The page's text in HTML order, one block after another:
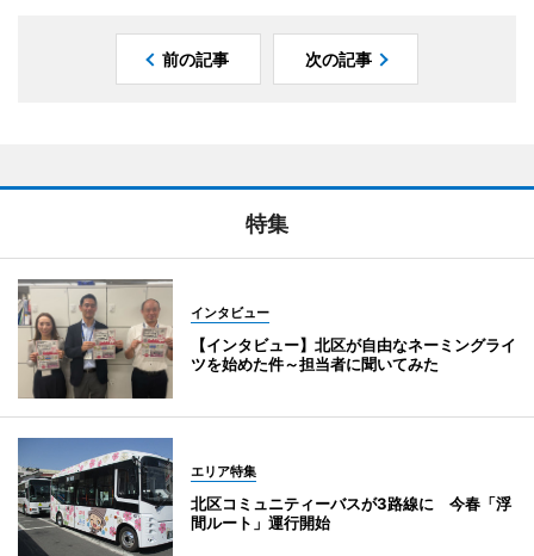
前の記事 次の記事
特集
インタビュー
【インタビュー】北区が自由なネーミングライ
ツを始めた件～担当者に聞いてみた
エリア特集
北区コミュニティーバスが3路線に 今春「浮
間ルート」運行開始